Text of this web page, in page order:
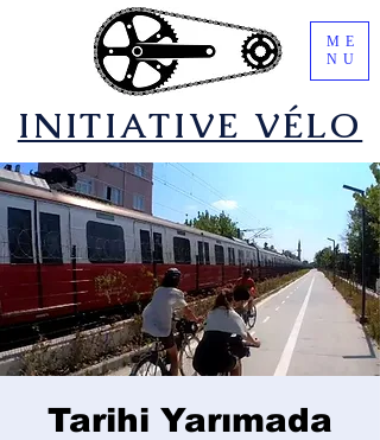
​INITIATIVE VÉLO
ME
NU
Tarihi Yarımada